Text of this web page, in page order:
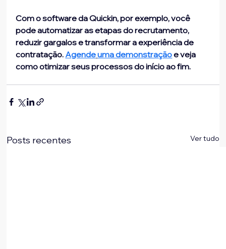
Com o software da Quickin, por exemplo, você
pode automatizar as etapas do recrutamento,
reduzir gargalos e transformar a experiência de
contratação. Agendeuma demonstração e veja
como otimizar seus processos do início ao fim.
Posts recentes Ver tudo